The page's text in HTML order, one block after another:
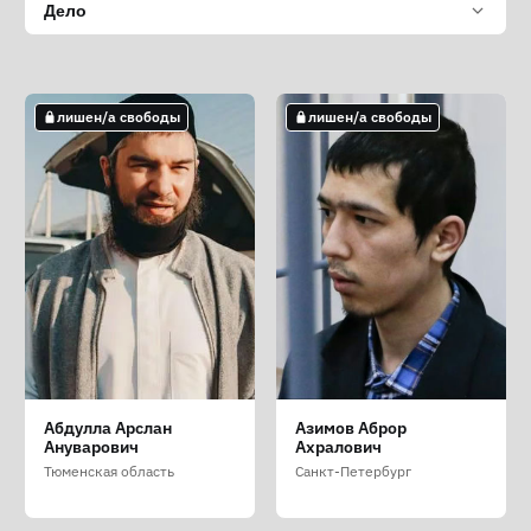
Дело
лишен/а свободы
Абдулла Арслан
Ануварович
Тюменская область
лишен/а свободы
Азимов Аброр
Ахралович
Санкт-Петербург